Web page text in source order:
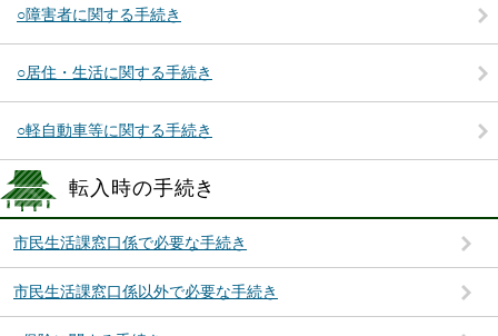
転入時の手続き
市民生活課窓口係で必要な手続き
市民生活課窓口係以外で必要な手続き
○障害者に関する手続き
○居住・生活に関する手続き
○軽自動車等に関する手続き